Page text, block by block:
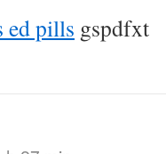
ed pills gspdfxt